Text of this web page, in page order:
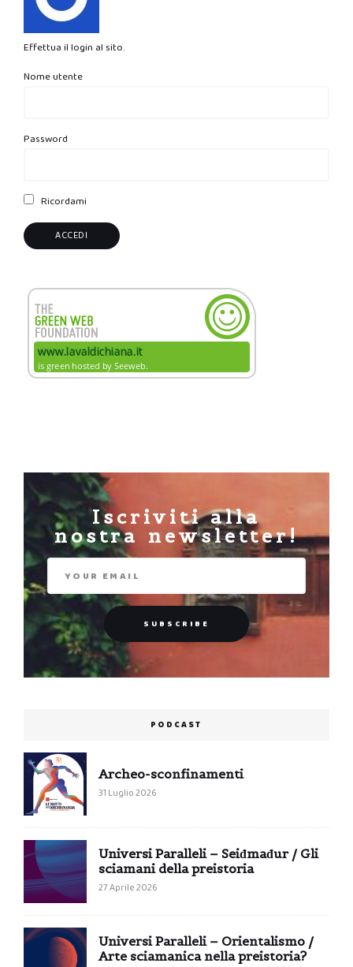
Effettua il login al sito.
Nome utente
Password
Ricordami
Iscriviti alla
nostra newsletter!
PODCAST
Archeo-sconfinamenti
31 Luglio 2026
Universi Paralleli – Seiđmađur / Gli
sciamani della preistoria
27 Aprile 2026
Universi Paralleli – Orientalismo /
Arte sciamanica nella preistoria?